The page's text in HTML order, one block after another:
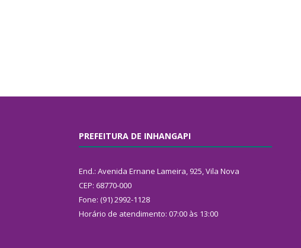
PREFEITURA DE INHANGAPI
End.: Avenida Ernane Lameira, 925, Vila Nova
CEP: 68770-000
Fone: (91) 2992-1128
Horário de atendimento: 07:00 às 13:00